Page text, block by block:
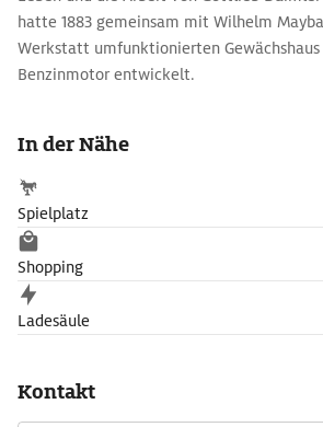
hatte 1883 gemeinsam mit Wilhelm
Werkstatt umfunktionierten
Benzinmotor entwickelt.
In der Nähe
Spielplatz
Shopping
Ladesäule
Kontakt